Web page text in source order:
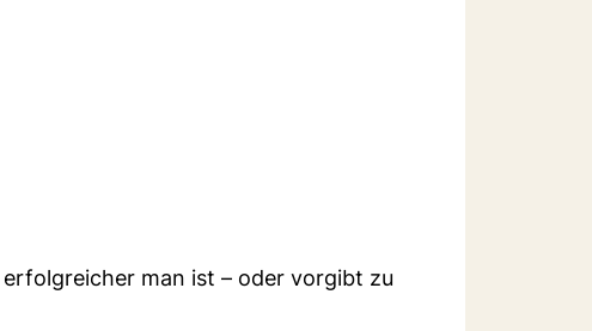
man ist – oder vorgibt zu